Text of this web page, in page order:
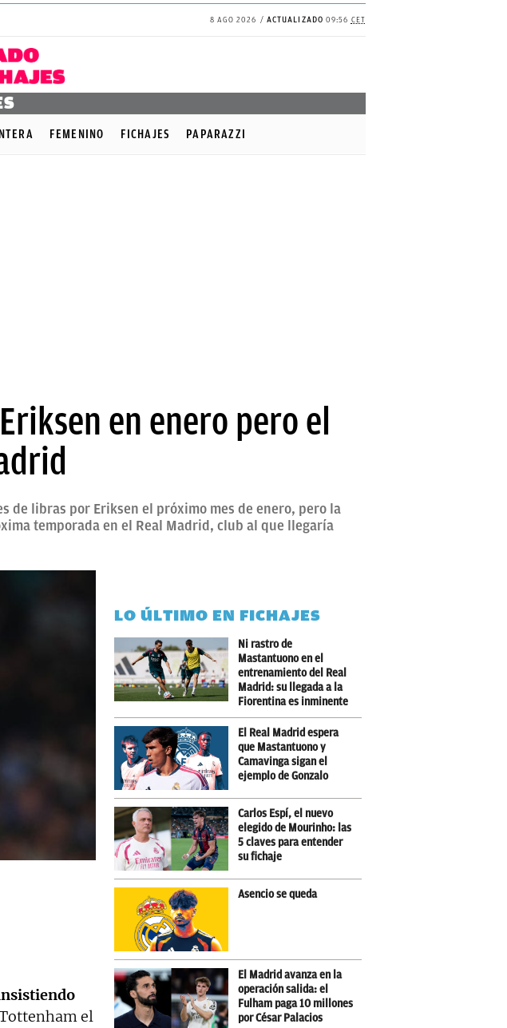
8 AGO 2026 ACTUALIZADO 09:56 CET
FEMENINO FICHAJES PAPARAZZI
en enero pero el
de libras por Eriksen el próximo mes de enero, pero la
temporada en el Real Madrid, club al que llegaría
el
LO ÚLTIMO EN FICHAJES
Ni rastro de
Mastantuono en el
entrenamiento del Real
Madrid: su llegada a la
Fiorentina es inminente
El Real Madrid espera
que Mastantuono y
Camavinga sigan el
ejemplo de Gonzalo
Carlos Espí, el nuevo
elegido de Mourinho: las
5 claves para entender
su fichaje
Asencio se queda
El Madrid avanza en la
operación salida: el
Fulham paga 10 millones
por César Palacios